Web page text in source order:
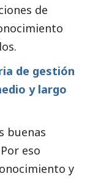
de
de gestión
y largo
buenas
eso
y